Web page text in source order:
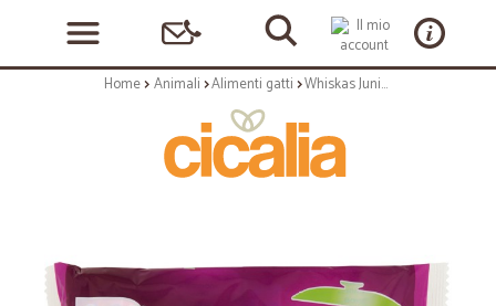
Home Animali Alimenti gatti Whiskas Junior Straccetti in Gelatina Selezione Assortita 4 x 85 gr.